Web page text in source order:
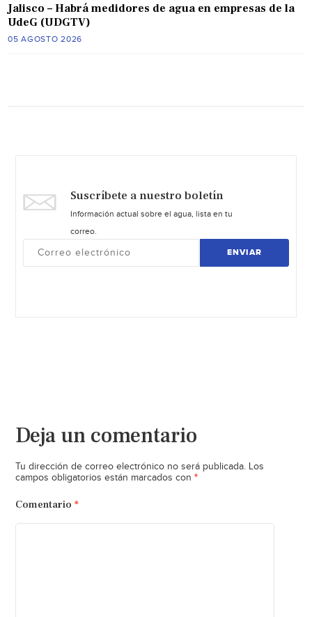
Jalisco – Habrá medidores de agua en empresas de la
UdeG (UDGTV)
05 AGOSTO 2026
Suscríbete a nuestro boletín
Información actual sobre el agua, lista en tu
correo.
ENVIAR
Deja un comentario
Tu dirección de correo electrónico no será publicada. Los
campos obligatorios están marcados con *
Comentario *